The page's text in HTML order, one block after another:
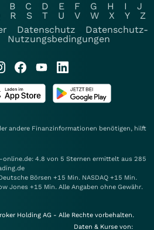
B C D E F G H I
J
R S T U V W X Y
Z
Datenschutz
Datenschutz-
Nutzungsbedingungen
andere Finanzinformationen benötigen, hilft
4.8 von 5 Sternen ermittelt aus 285
Börsen +15 Min. NASDAQ +15 Min.
Jones +15 Min. Alle Angaben ohne Gewähr.
Holding AG - Alle Rechte vorbehalten.
Daten & Kurse von: